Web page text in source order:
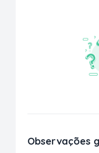
Observações